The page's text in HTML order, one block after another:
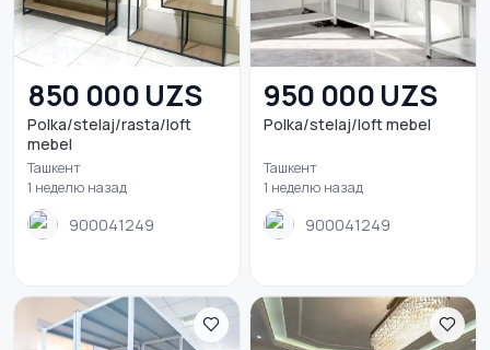
850 000 UZS
Polka/stelaj/rasta/loft
mebel
Ташкент
1 неделю назад
900041249
950 000 UZS
Polka/stelaj/loft mebel
Ташкент
1 неделю назад
900041249